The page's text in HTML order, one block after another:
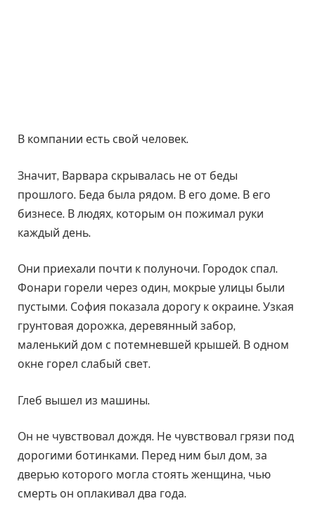
В компании есть свой человек.
Значит, Варвара скрывалась не от беды
прошлого. Беда была рядом. В его доме. В его
бизнесе. В людях, которым он пожимал руки
каждый день.
Они приехали почти к полуночи. Городок спал.
Фонари горели через один, мокрые улицы были
пустыми. София показала дорогу к окраине. Узкая
грунтовая дорожка, деревянный забор,
маленький дом с потемневшей крышей. В одном
окне горел слабый свет.
Глеб вышел из машины.
Он не чувствовал дождя. Не чувствовал грязи под
дорогими ботинками. Перед ним был дом, за
дверью которого могла стоять женщина, чью
смерть он оплакивал два года.